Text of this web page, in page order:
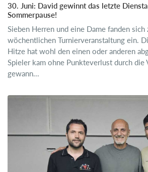
30. Juni: David gewinnt das letzte
Sommerpause!
Sieben Herren und eine Dame fanden sich
wöchentlichen Turnierveranstaltung ein.
Hitze hat wohl den einen oder anderen
Spieler kam ohne Punkteverlust durch die
gewann...